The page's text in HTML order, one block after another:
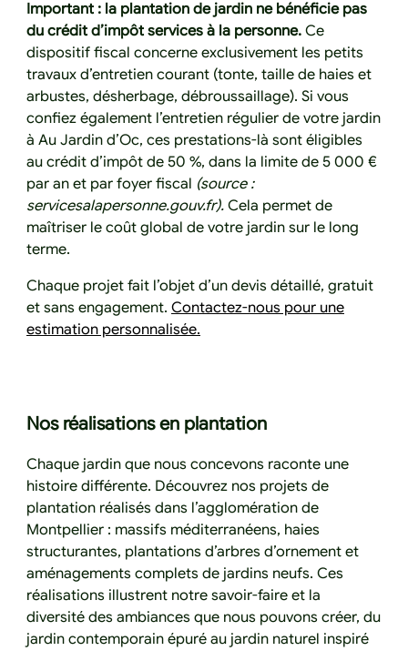
Important : la plantation de jardin ne bénéficie pas
du crédit d’impôt services à la personne. Ce
dispositif fiscal concerne exclusivement les petits
travaux d’entretien courant (tonte, taille de haies et
arbustes, désherbage, débroussaillage). Si vous
confiez également l’entretien régulier de votre jardin
à Au Jardin d’Oc, ces prestations-là sont éligibles
au crédit d’impôt de 50 %, dans la limite de 5 000 €
par an et par foyer fiscal (source :
servicesalapersonne.gouv.fr). Cela permet de
maîtriser le coût global de votre jardin sur le long
terme.
Chaque projet fait l’objet d’un devis détaillé, gratuit
et sans engagement. Contactez-nous pour une
estimation personnalisée.
Nos réalisations en plantation
Chaque jardin que nous concevons raconte une
histoire différente. Découvrez nos projets de
plantation réalisés dans l’agglomération de
Montpellier : massifs méditerranéens, haies
structurantes, plantations d’arbres d’ornement et
aménagements complets de jardins neufs. Ces
réalisations illustrent notre savoir-faire et la
diversité des ambiances que nous pouvons créer, du
jardin contemporain épuré au jardin naturel inspiré